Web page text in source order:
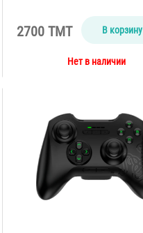
2700 TMT В корзину
Нет в наличии